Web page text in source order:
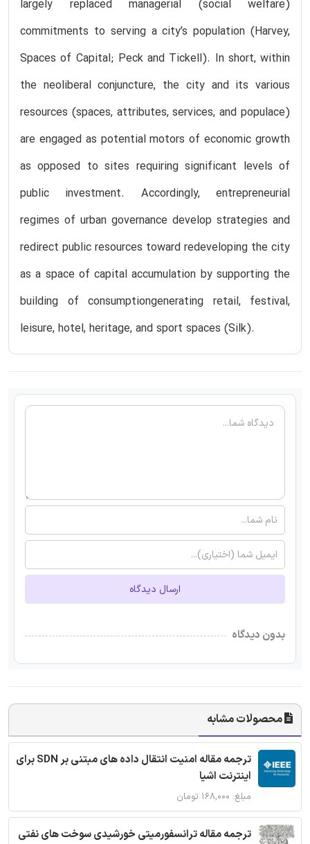
largely replaced managerial (social welfare)
commitments to serving a city’s population (Harvey,
Spaces of Capital; Peck and Tickell). In short, within
the neoliberal conjuncture, the city and its various
resources (spaces, attributes, services, and populace)
are engaged as potential motors of economic growth
as opposed to sites requiring significant levels of
public investment. Accordingly, entrepreneurial
regimes of urban governance develop strategies and
redirect public resources toward redeveloping the city
as a space of capital accumulation by supporting the
building of consumptiongenerating retail, festival,
leisure, hotel, heritage, and sport spaces (Silk).
ارسال دیدگاه
بدون دیدگاه
محصولات مشابه
ترجمه مقاله امنیت انتقال داده های مبتنی بر SDN برای
اینترنت اشیا
مبلغ: ۱۶۸,۰۰۰ تومان
ترجمه مقاله ترانسفورمیتی خورشیدی سوخت های نفتی